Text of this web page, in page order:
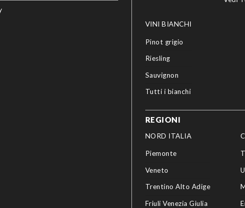
VINI BIANCHI
Pinot grigio
Riesling
Sauvignon
Tutti i bianchi
REGIONI
NORD ITALIA
Piemonte
Veneto
Trentino Alto Adige
Friuli Venezia Giulia